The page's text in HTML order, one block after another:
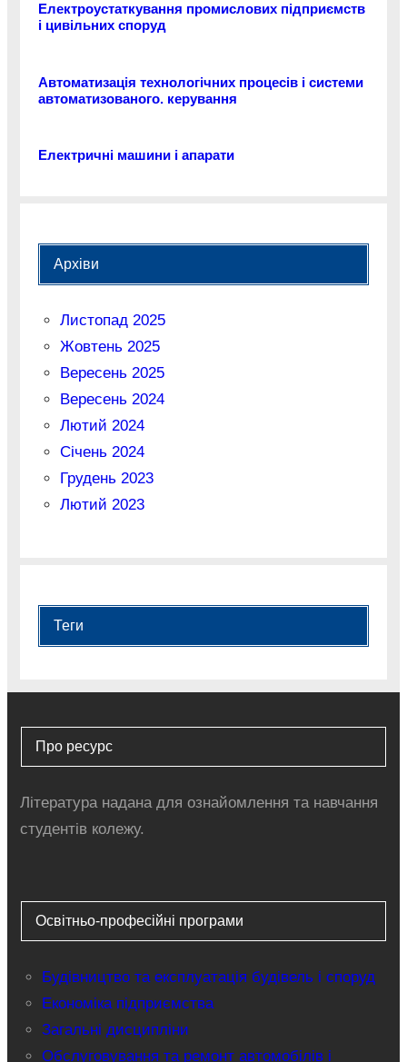
Електроустаткування промислових підприємств
і цивільних споруд
Автоматизація технологічних процесів і системи
автоматизованого. керування
Електричні машини і апарати
Архіви
Листопад 2025
Жовтень 2025
Вересень 2025
Вересень 2024
Лютий 2024
Січень 2024
Грудень 2023
Лютий 2023
Теги
Про ресурс
Література надана для ознайомлення та навчання
студентів колежу.
Освітньо-професійні програми
Будівництво та експлуатація будівель і споруд
Економіка підприємства
Загальні дисципліни
Обслуговування та ремонт автомобілів і